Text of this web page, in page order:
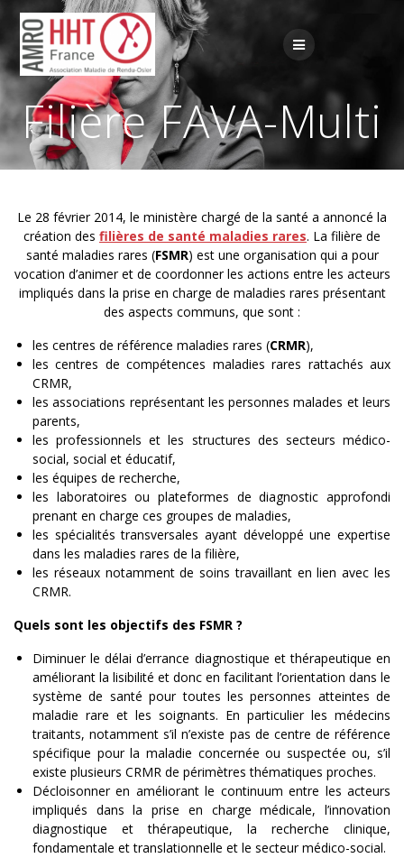
Passer
au
contenu
Filière FAVA-Multi
Le 28 février 2014, le ministère chargé de la santé a annoncé la
création des filières de santé maladies rares. La filière de
santé maladies rares (FSMR) est une organisation qui a pour
vocation d’animer et de coordonnerles actions entre les acteurs
impliqués dans la prise en charge de maladies rares présentant
des aspects communs, que sont :
les centres de référence maladies rares (CRMR),
les centres de compétences maladies rares rattachés aux
CRMR,
les associations représentant les personnes malades et leurs
parents,
les professionnels et les structures des secteurs médico-
social, social et éducatif,
les équipes de recherche,
les laboratoires ou plateformes de diagnostic approfondi
prenant en charge ces groupes de maladies,
les spécialités transversales ayant développé une expertise
dans les maladies rares de la filière,
les réseaux notamment de soins travaillant en lien avec les
CRMR.
Quels sont les objectifs des FSMR ?
Diminuer le délai d’errance diagnostique et thérapeutique en
améliorant la lisibilité et donc en facilitant l’orientation dans le
système de santé pour toutes les personnes atteintes de
maladie rare et les soignants. En particulier les médecins
traitants, notamment s’il n’existe pas de centre de référence
spécifique pour la maladie concernée ou suspectée ou, s’il
existe plusieurs CRMR de périmètres thématiques proches.
Décloisonner en améliorant le continuum entre les acteurs
impliqués dans la prise en charge médicale, l’innovation
diagnostique et thérapeutique, la recherche clinique,
fondamentale et translationnelle et le secteur médico-social.